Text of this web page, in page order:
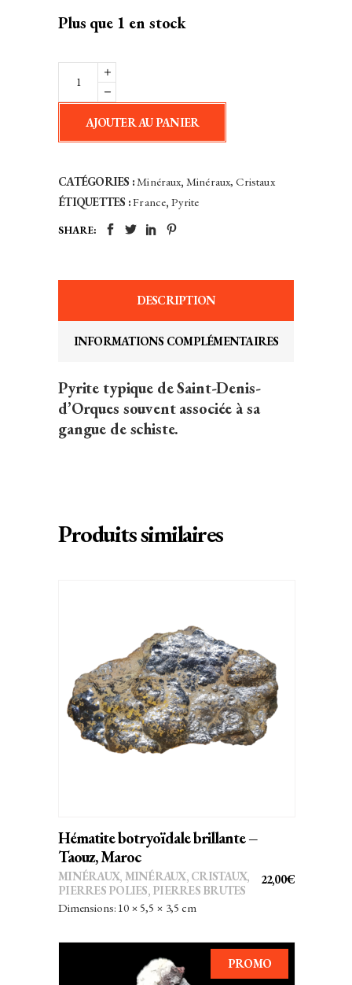
Plus que 1 en stock
Sarthe,
France
quantity
AJOUTER AU PANIER
CATÉGORIES :Minéraux, Minéraux, Cristaux
ÉTIQUETTES :France, Pyrite
SHARE:
DESCRIPTION
INFORMATIONS COMPLÉMENTAIRES
Pyrite typique de Saint-Denis-
d’Orques souvent associée à sa
gangue de schiste.
Produits similaires
AJOUTER AU PANIER
Hématite botryoïdale brillante –
Taouz, Maroc
22,00€
MINÉRAUX, MINÉRAUX, CRISTAUX,
PIERRES POLIES, PIERRES BRUTES
Dimensions: 10 × 5,5 × 3,5 cm
PROMO